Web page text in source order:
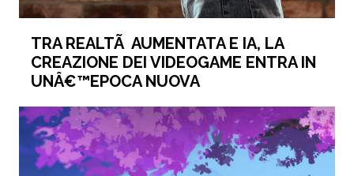
TRA REALTÃ AUMENTATA E IA, LA
CREAZIONE DEI VIDEOGAME ENTRA IN
UNÂ€™EPOCA NUOVA